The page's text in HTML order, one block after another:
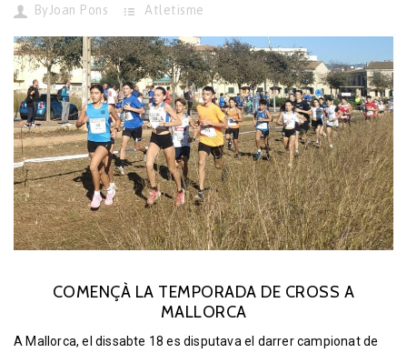
ByJoan Pons Atletisme
COMENÇÀ LA TEMPORADA DE CROSS A
MALLORCA
A Mallorca, el dissabte 18 es disputava el darrer campionat de